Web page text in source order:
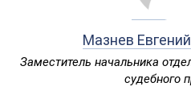
Мазнев
Заместитель начальника
судебного